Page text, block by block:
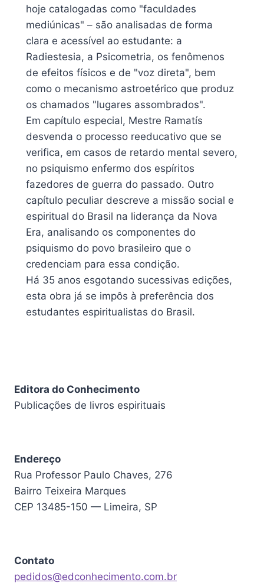
hoje catalogadas como "faculdades
mediúnicas" – são analisadas de forma
clara e acessível ao estudante: a
Radiestesia, a Psicometria, os fenômenos
de efeitos físicos e de "voz direta", bem
como o mecanismo astroetérico que produz
os chamados "lugares assombrados".
Em capítulo especial, Mestre Ramatís
desvenda o processo reeducativo que se
verifica, em casos de retardo mental severo,
no psiquismo enfermo dos espíritos
fazedores de guerra do passado. Outro
capítulo peculiar descreve a missão social e
espiritual do Brasil na liderança da Nova
Era, analisando os componentes do
psiquismo do povo brasileiro que o
credenciam para essa condição.
Há 35 anos esgotando sucessivas edições,
esta obra já se impôs à preferência dos
estudantes espiritualistas do Brasil.
Editora do Conhecimento
Publicações de livros espirituais
Endereço
Rua Professor Paulo Chaves, 276
Bairro Teixeira Marques
CEP 13485-150 — Limeira, SP
Contato
pedidos@edconhecimento.com.br